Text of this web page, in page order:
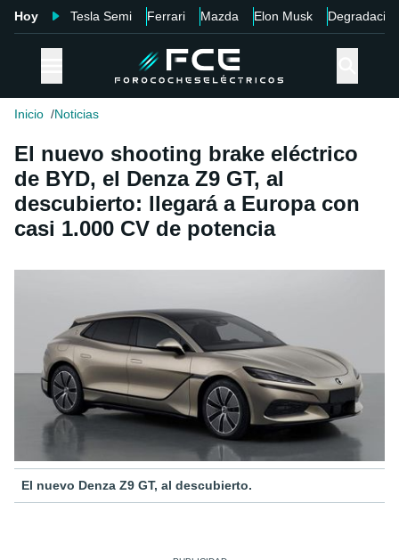
Hoy Tesla Semi Ferrari Mazda Elon Musk Degradación
Inicio Noticias
El nuevo shooting brake eléctrico
de BYD, el Denza Z9 GT, al
descubierto: llegará a Europa con
casi 1.000 CV de potencia
El nuevo Denza Z9 GT, al descubierto.